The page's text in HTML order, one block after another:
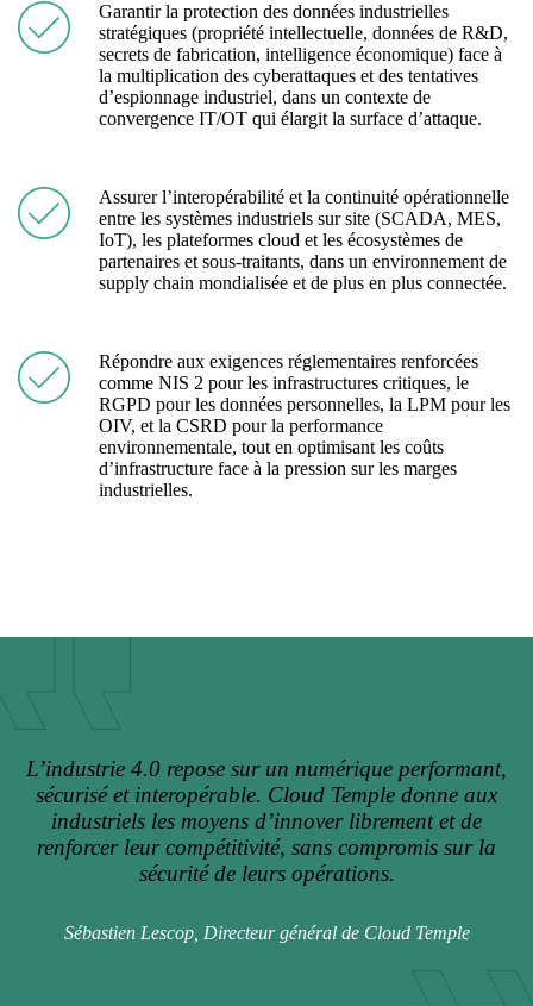
Garantir la protection des données industrielles
stratégiques (propriété intellectuelle, données de R&D,
secrets de fabrication, intelligence économique) face à
la multiplication des cyberattaques et des tentatives
d’espionnage industriel, dans un contexte de
convergence IT/OT qui élargit la surface d’attaque.
Assurer l’interopérabilité et la continuité opérationnelle
entre les systèmes industriels sur site (SCADA, MES,
IoT), les plateformes cloud et les écosystèmes de
partenaires et sous-traitants, dans un environnement de
supply chain mondialisée et de plus en plus connectée.
Répondre aux exigences réglementaires renforcées
comme NIS 2 pour les infrastructures critiques, le
RGPD pour les données personnelles, la LPM pour les
OIV, et la CSRD pour la performance
environnementale, tout en optimisant les coûts
d’infrastructure face à la pression sur les marges
industrielles.
L’industrie 4.0 repose sur un numérique performant,
sécurisé et interopérable. Cloud Temple donne aux
industriels les moyens d’innover librement et de
renforcer leur compétitivité, sans compromis sur la
sécurité de leurs opérations.
Sébastien Lescop, Directeur général de Cloud Temple